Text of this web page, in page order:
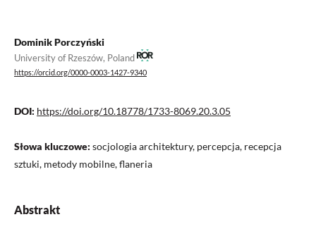
Dominik Porczyński
University of Rzeszów, Poland
https://orcid.org/0000-0003-1427-9340
DOI: https://doi.org/10.18778/1733-8069.20.3.05
Słowa kluczowe: socjologia architektury, percepcja, recepcja
sztuki, metody mobilne, flaneria
Abstrakt